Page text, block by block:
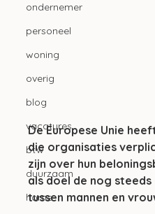
ondernemer
personeel
woning
overig
blog
vacatures
btw
duurzaam
home
De Europese Unie
die organisaties
zijn over hun
als doel de nog
tussen mannen en